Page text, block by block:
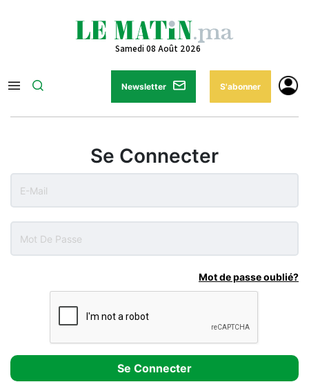
Samedi 08 Août 2026
Newsletter S'abonner
Se Connecter
Mot de passe oublié?